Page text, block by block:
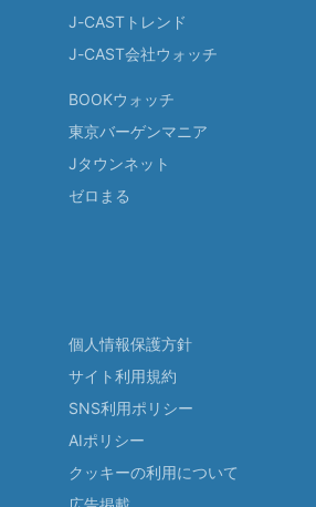
J-CASTトレンド
J-CAST会社ウォッチ
BOOKウォッチ
東京バーゲンマニア
Jタウンネット
ゼロまる
個人情報保護方針
サイト利用規約
SNS利用ポリシー
AIポリシー
クッキーの利用について